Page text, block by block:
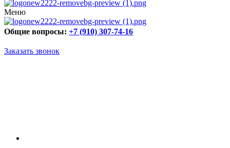
Меню
Общие вопросы: +7 (910) 307-74-16
Заказать звонок